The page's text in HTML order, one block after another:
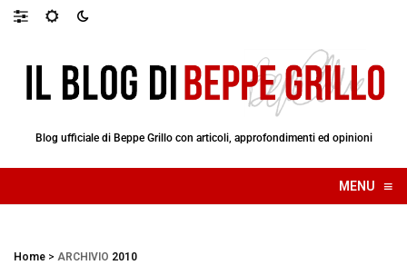
Blog ufficiale di Beppe Grillo con articoli, approfondimenti ed opinioni
MENU ≡
☰
Home > ARCHIVIO 2010